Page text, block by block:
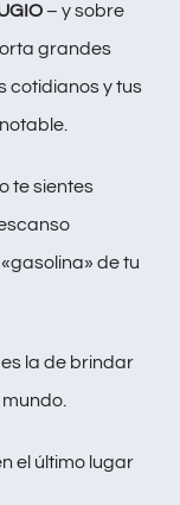
– y sobre
grandes
cotidianos y tus
te sientes
de tu
la de brindar
mundo.
el último lugar